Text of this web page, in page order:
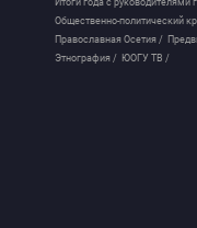
Общественно-политический
Православная Осетия /
Этнография / ЮОГУ ТВ /